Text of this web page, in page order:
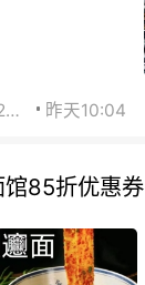
长乐未央2015 昨天10:04
85折优惠券